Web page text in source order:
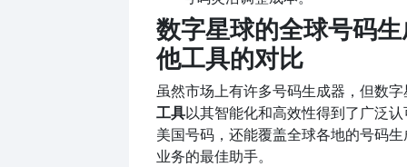
数字星球的全球号码
他工具的对比
虽然市场上有许多号码生成器，但数
工具以其智能化和高效性得到了广泛
美国号码，还能覆盖全球各地的号码
业务的最佳助手。